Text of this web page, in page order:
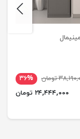
تومان
۳۶%
۲۴,۴۴۴,۰۰۰ تومان